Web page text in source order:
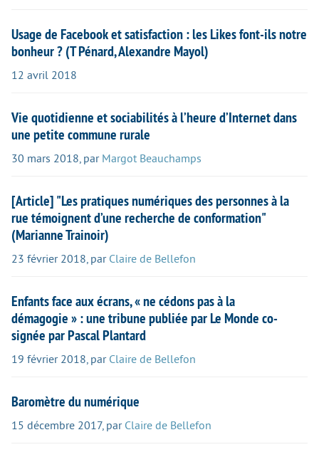
Usage de Facebook et satisfaction : les Likes font-ils notre
bonheur ? (T Pénard, Alexandre Mayol)
12 avril 2018
Vie quotidienne et sociabilités à l’heure d’Internet dans
une petite commune rurale
30 mars 2018, par Margot Beauchamps
[Article] "Les pratiques numériques des personnes à la
rue témoignent d’une recherche de conformation"
(Marianne Trainoir)
23 février 2018, par Claire de Bellefon
Enfants face aux écrans, « ne cédons pas à la
démagogie » : une tribune publiée par Le Monde co-
signée par Pascal Plantard
19 février 2018, par Claire de Bellefon
Baromètre du numérique
15 décembre 2017, par Claire de Bellefon